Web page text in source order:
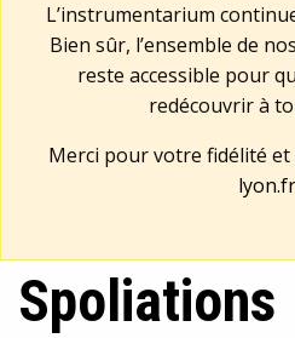
L’instrumentarium
Bien sûr, l’ensemble de
reste accessible pour
redécouvrir à
Merci pour votre fidélité
lyon.fr
Spoliations